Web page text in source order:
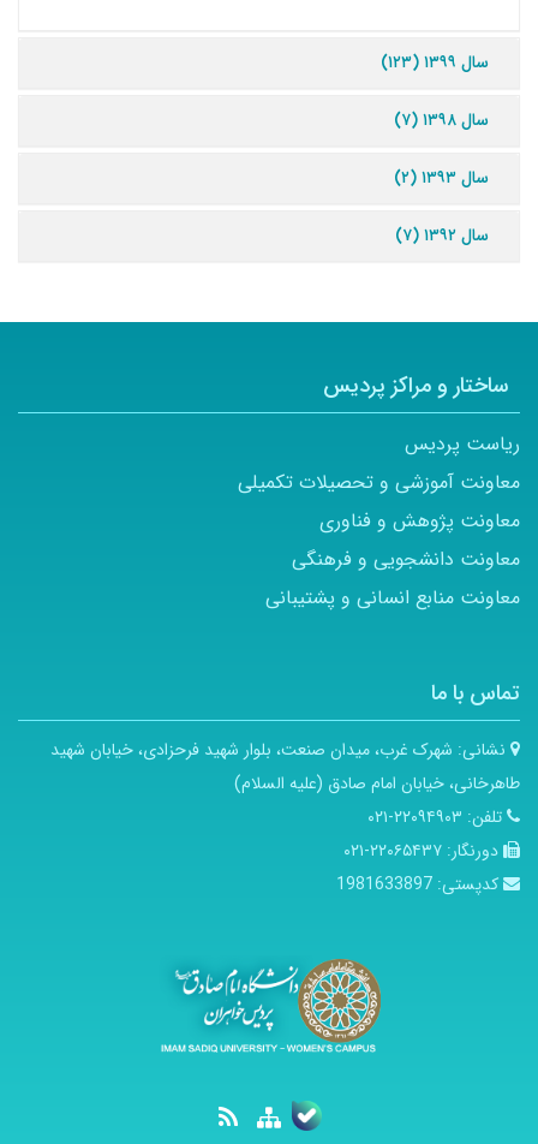
سال ۱۳۹۹ (۱۲۳)
سال ۱۳۹۸ (۷)
سال ۱۳۹۳ (۲)
سال ۱۳۹۲ (۷)
ساختار و مراکز پردیس
ریاست پردیس
معاونت آموزشی و تحصیلات تکمیلی
معاونت پژوهش و فناوری
معاونت دانشجویی و فرهنگی
معاونت منابع انسانی و پشتیبانی
تماس با ما
نشانی: شهرک غرب، میدان صنعت، بلوار شهید فرحزادی، خیابان شهید
طاهرخانی، خیابان امام صادق (علیه السلام)
تلفن: ۲۲۰۹۴۹۰۳-۰۲۱
دورنگار: ۲۲۰۶۵۴۳۷-۰۲۱
کدپستی: 1981633897